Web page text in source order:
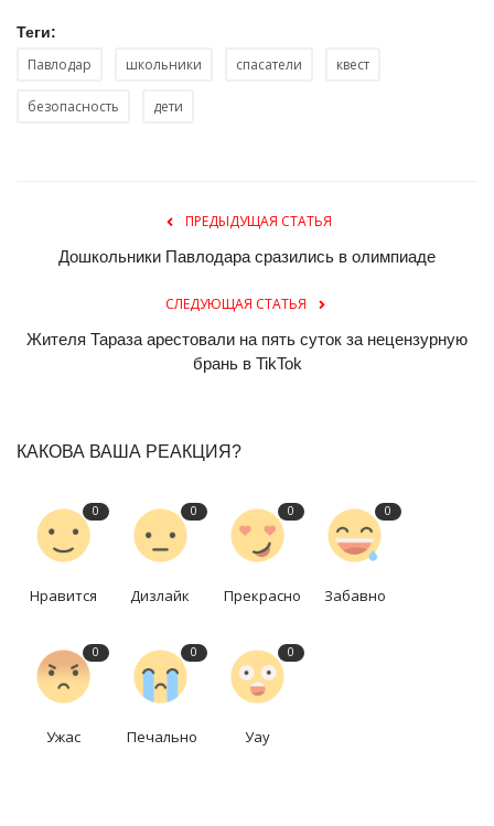
Теги:
Павлодар школьники спасатели квест
безопасность дети
ПРЕДЫДУЩАЯ СТАТЬЯ
Дошкольники Павлодара сразились в олимпиаде
СЛЕДУЮЩАЯ СТАТЬЯ
Жителя Тараза арестовали на пять суток за нецензурную
брань в TikTok
КАКОВА ВАША РЕАКЦИЯ?
0
Нравится
0
Дизлайк
0
Прекрасно
0
Забавно
0
Ужас
0
Печально
0
Уау